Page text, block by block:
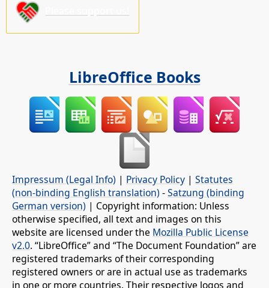
LibreOffice Books
Impressum (Legal Info) | Privacy Policy | Statutes
(non-binding English translation) -Satzung (binding
German version) | Copyright information: Unless
otherwise specified, all text and images on this
website are licensed under the Mozilla Public License
v2.0. “LibreOffice” and “The Document Foundation” are
registered trademarks of their corresponding
registered owners or are in actual use as trademarks
in one or more countries. Their respective logos and